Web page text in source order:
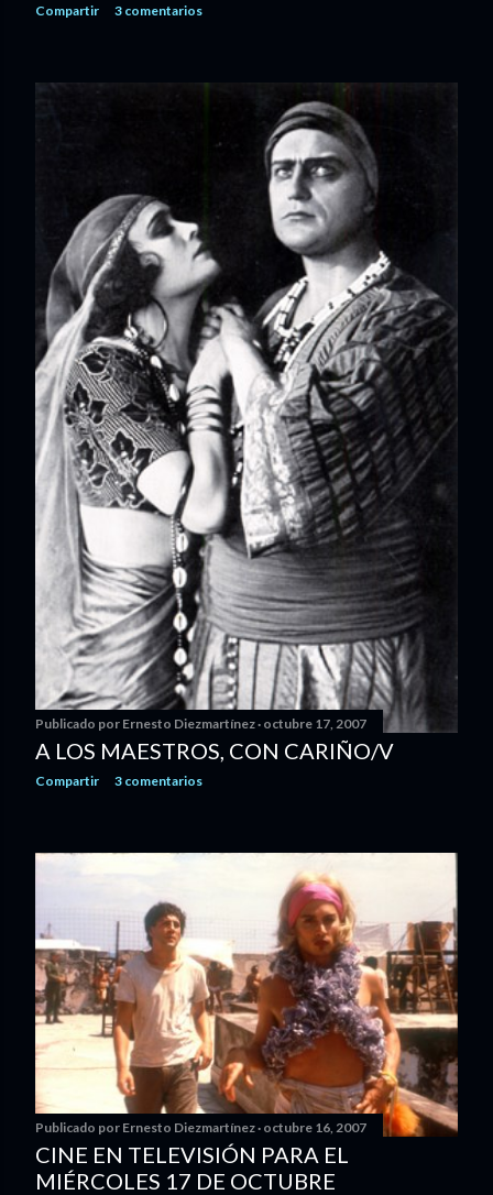
Compartir 3 comentarios
Publicado por Ernesto Diezmartínez octubre 17, 2007
A LOS MAESTROS, CON CARIÑO/V
Compartir 3 comentarios
Publicado por Ernesto Diezmartínez octubre 16, 2007
CINE EN TELEVISIÓN PARA EL
MIÉRCOLES 17 DE OCTUBRE